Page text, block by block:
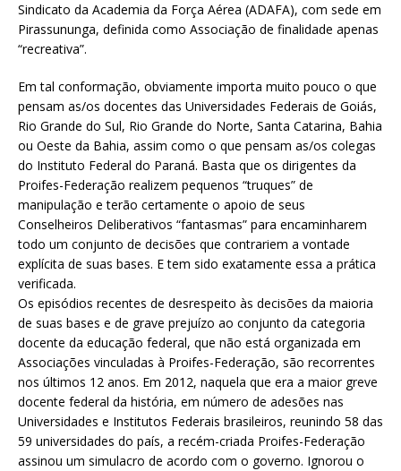
Sindicato da Academia da Força Aérea (ADAFA), com sede em
Pirassununga, definida como Associação de finalidade apenas
“recreativa”.
Em tal conformação, obviamente importa muito pouco o que
pensam as/os docentes das Universidades Federais de Goiás,
Rio Grande do Sul, Rio Grande do Norte, Santa Catarina, Bahia
ou Oeste da Bahia, assim como o que pensam as/os colegas
do Instituto Federal do Paraná. Basta que os dirigentes da
Proifes-Federação realizem pequenos “truques” de
manipulação e terão certamente o apoio de seus
Conselheiros Deliberativos “fantasmas” para encaminharem
todo um conjunto de decisões que contrariem a vontade
explícita de suas bases. E tem sido exatamente essa a prática
verificada.
Os episódios recentes de desrespeito às decisões da maioria
de suas bases e de grave prejuízo ao conjunto da categoria
docente da educação federal, que não está organizada em
Associações vinculadas à Proifes-Federação, são recorrentes
nos últimos 12 anos. Em 2012, naquela que era a maior greve
docente federal da história, em número de adesões nas
Universidades e Institutos Federais brasileiros, reunindo 58 das
59 universidades do país, a recém-criada Proifes-Federação
assinou um simulacro de acordo com o governo. Ignorou o